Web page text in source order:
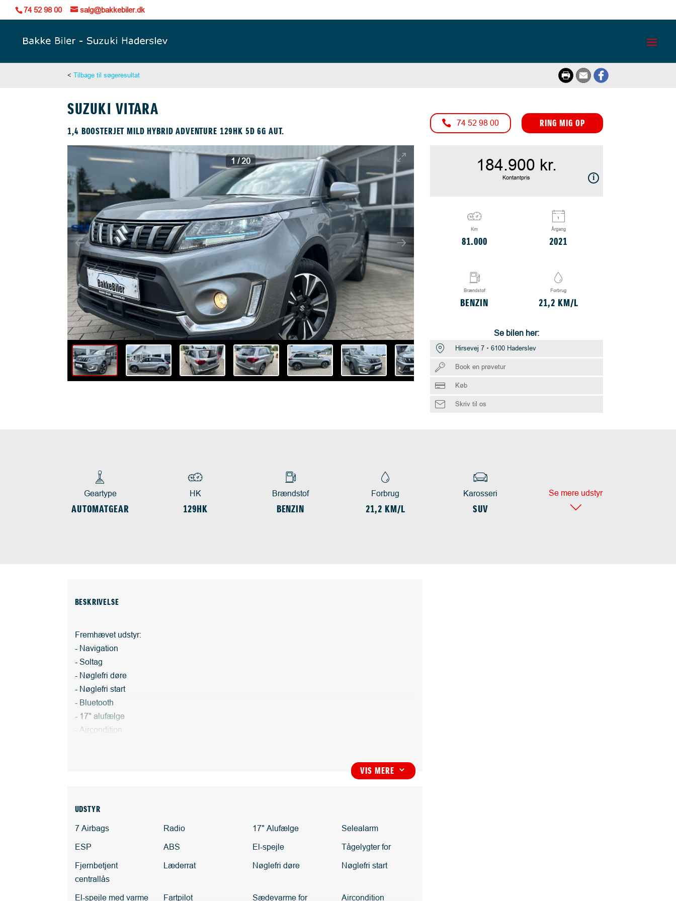
74 52 98 00 salg@bakkebiler.dk
<Tilbage til søgeresultat
SUZUKI VITARA
1,4 BOOSTERJET MILD HYBRID ADVENTURE 129HK 5D 6G AUT.
74 52 98 00 RING MIG OP
1/20 184.900 kr.
Kontantpris
Km
81.000
Årgang
2021
Brændstof
BENZIN
Forbrug
21,2 KM/L
Se bilen her:
Hirsevej 7 6100 Haderslev
Book en prøvetur
Køb
Skriv til os
Geartype
AUTOMATGEAR
HK
129HK
Brændstof
BENZIN
Forbrug
21,2 KM/L
Karosseri
SUV
Se mere udstyr
BESKRIVELSE
Fremhævet udstyr:
- Navigation
- Soltag
- Nøglefri døre
- Nøglefri start
- Bluetooth
- 17" alufælge
- Aircondition
- 6 gear
- Elruder for/bag
- El-spejle med varme
- Tagræling
- Højdejusterbart førersæde
VIS MERE 3
UDSTYR
7 Airbags Radio 17" Alufælge Selealarm
ESP ABS El-spejle Tågelygter for
Fjernbetjent
centrallås
Læderrat Nøglefri døre Nøglefri start
El-spejle med varme Fartpilot Sædevarme for Aircondition